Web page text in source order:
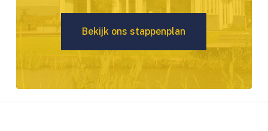
Bekijk ons stappenplan